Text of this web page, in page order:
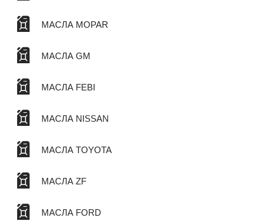
МАСЛА MOPAR
МАСЛА GM
МАСЛА FEBI
МАСЛА NISSAN
МАСЛА TOYOTA
МАСЛА ZF
МАСЛА FORD